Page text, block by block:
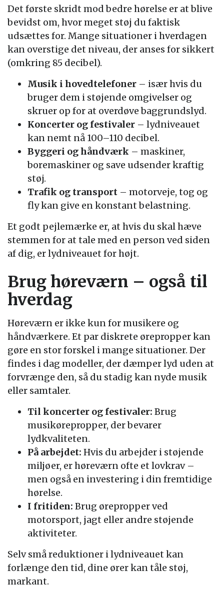
Det første skridt mod bedre hørelse er at blive
bevidst om, hvor meget støj du faktisk
udsættes for. Mange situationer i hverdagen
kan overstige det niveau, der anses for sikkert
(omkring 85 decibel).
Musik i hovedtelefoner – især hvis du
bruger dem i støjende omgivelser og
skruer op for at overdøve baggrundslyd.
Koncerter og festivaler – lydniveauet
kan nemt nå 100–110 decibel.
Byggeri og håndværk – maskiner,
boremaskiner og save udsender kraftig
støj.
Trafik og transport – motorveje, tog og
fly kan give en konstant belastning.
Et godt pejlemærke er, at hvis du skal hæve
stemmen for at tale med en person ved siden
af dig, er lydniveauet for højt.
Brug høreværn – også til
hverdag
Høreværn er ikke kun for musikere og
håndværkere. Et par diskrete ørepropper kan
gøre en stor forskel i mange situationer. Der
findes i dag modeller, der dæmper lyd uden at
forvrænge den, så du stadig kan nyde musik
eller samtaler.
Til koncerter og festivaler: Brug
musikørepropper, der bevarer
lydkvaliteten.
På arbejdet: Hvis du arbejder i støjende
miljøer, er høreværn ofte et lovkrav –
men også en investering i din fremtidige
hørelse.
I fritiden: Brug ørepropper ved
motorsport, jagt eller andre støjende
aktiviteter.
Selv små reduktioner i lydniveauet kan
forlænge den tid, dine ører kan tåle støj,
markant.